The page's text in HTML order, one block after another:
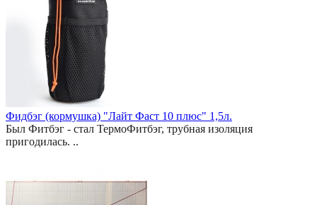
Фидбэг (кормушка) "Лайт Фаст 10 плюс" 1,5л.
Был Фитбэг - стал ТермоФитбэг, трубная изоляция
пригодилась. ..